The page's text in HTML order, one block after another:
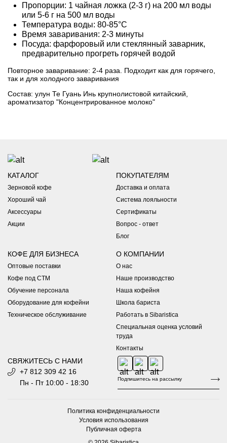
Пропорции: 1 чайная ложка (2-3 г) на 200 мл воды
или 5-6 г на 500 мл воды
Температура воды: 80-85°C
Время заваривания: 2-3 минуты
Посуда: фарфоровый или стеклянный заварник,
предварительно прогреть горячей водой
Повторное заваривание: 2-4 раза. Подходит как для горячего,
так и для холодного заваривания
Состав: улун Те Гуань Инь крупнолистовой китайский,
ароматизатор "Концентрированное молоко"
заказов от 2500 руб.
Доставка в другие города и регионы России- Точная
пункты выдачи рассчитывается в корзине автоматически
*Оформили заказ в выходные?
- ожидайте подтверждение не
раньше понедельника.
1. Набережная Обводного канала 199-201, лит.К.
Режим работы: ПН - ПТ с 08:30 до 21:00 / СБ - ВС с 12:00 до
21:00
Телефон
Режим работы: ПН - ПТ с 09:00 до 19:00 / СБ - ВС с 10:00 до
19:00
Срок хранения заказа в кофейне - 8 дней
Обязательно дождитесь email уведомления о готовности
КАТАЛОГ
Зерновой кофе
Хороший чай
Аксессуары
Акции
ПОКУПАТЕЛЯМ
Доставка и оплата
Система лояльности
Сертификаты
Вопрос - ответ
Блог
КОФЕ ДЛЯ БИЗНЕСА
Оптовые поставки
Кофе под СТМ
Обучение персонала
Оборудование для кофейни
Техническое обслуживание
О КОМПАНИИ
О нас
Наше производство
Наша кофейня
Школа бариста
Работать в Sibaristica
Специальная оценка условий
труда
Контакты
СВЯЖИТЕСЬ С НАМИ
+7 812 309 42 16
Пн - Пт 10:00 - 18:30
Политика конфиденциальности
Условия использования
Публичная оферта